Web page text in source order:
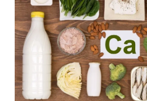
Blog
İletişim
Online İşlemler